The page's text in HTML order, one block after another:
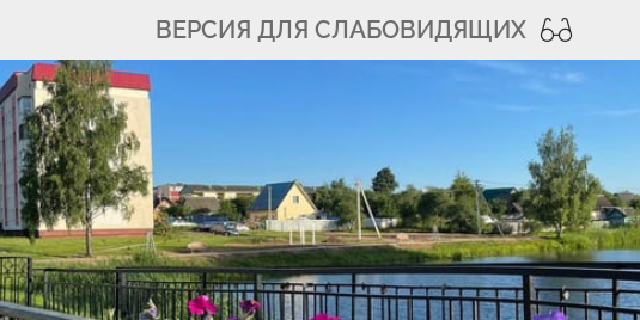
ВЕРСИЯ ДЛЯ СЛАБОВИДЯЩИХ